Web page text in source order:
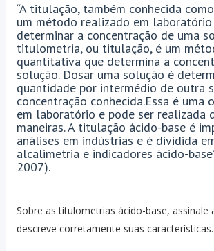
“A titulação, também conhecida
um método realizado em
determinar a concentração de uma
titulometria, ou titulação, é um
quantitativa que determina a
solução. Dosar uma solução é
quantidade por intermédio de outra
concentração conhecida.Essa é uma
em laboratório e pode ser realizada
maneiras. A titulação ácido-base é
análises em indústrias e é dividida
alcalimetria e indicadores ácido-
2007).
Sobre as titulometrias ácido-base, assinale
descreve corretamente suas características.